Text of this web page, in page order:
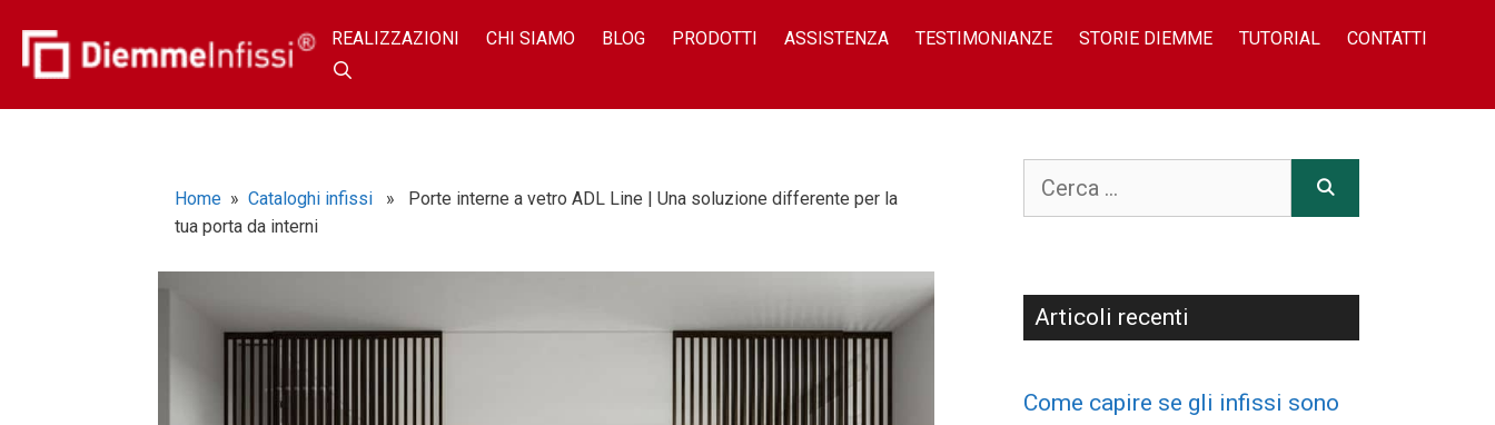
REALIZZAZIONI CHI SIAMO BLOG PRODOTTI ASSISTENZA TESTIMONIANZE STORIE DIEMME TUTORIAL CONTATTI
Home » Cataloghi infissi » Porte interne a vetro ADL Line | Una soluzione differente per la
tua porta da interni
Articoli recenti
Come capire se gli infissi sono